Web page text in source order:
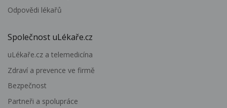
Odpovědi lékařů
Společnost uLékaře.cz
uLékaře.cz a telemedicína
Zdraví a prevence ve firmě
Bezpečnost
Partneři a spolupráce